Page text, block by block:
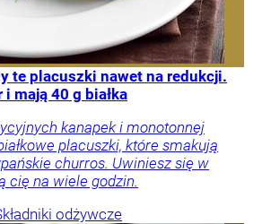
te placuszki nawet na redukcji.
mają 40 g białka
kanapek i monotonnej
placuszki, które smakują
churros. Uwiniesz się w
cię na wiele godzin.
odżywcze